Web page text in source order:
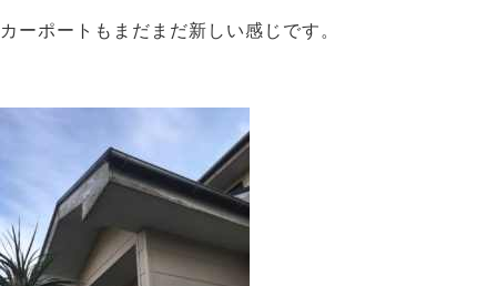
カーポートもまだまだ新しい感じです。